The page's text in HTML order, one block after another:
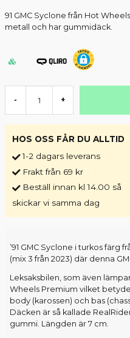
91 GMC Syclone från Hot
metall och har gummidäck.
- +
HOS OSS FÅR DU ALLTID
1-2 dagars leverans
Frakt från 69 kr
Beställ innan kl 14.00 så
skickar vi samma dag
’91 GMC Syclone i turkos färg
(mix 3 från 2023) där denna
Leksaksbilen, som även
Wheels Premium vilket
body (karossen) och bas
Däcken är så kallade
gummi. Längden är 7 cm.